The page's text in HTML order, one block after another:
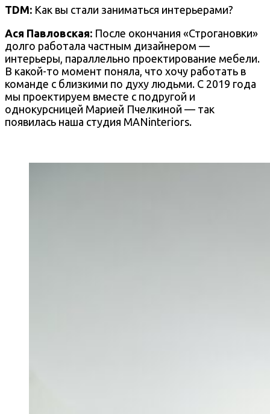
TDM: Как вы стали заниматься интерьерами?
Ася Павловская: После окончания «Строгановки»
долго работала частным дизайнером —
интерьеры, параллельно проектирование мебели.
В какой-то момент поняла, что хочу работать в
команде с близкими по духу людьми. С 2019 года
мы проектируем вместе с подругой и
однокурсницей Марией Пчелкиной — так
появилась наша студия MANinteriors.